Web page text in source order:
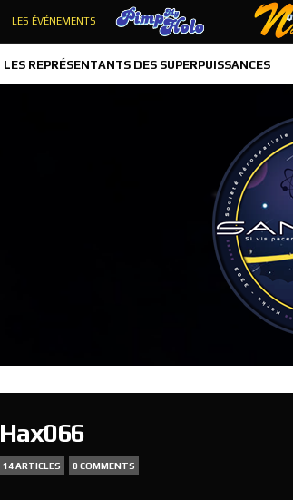
LES ÉVÉNEMENTS PIMP MY HOLO QUESTIONS
LES REPRÉSENTANTS DES SUPERPUISSANCES
Hax066
14 ARTICLES 0 COMMENTS